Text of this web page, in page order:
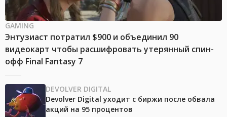
GAMING
Энтузиаст потратил $900 и объединил 90
видеокарт чтобы расшифровать утерянный спин-
офф Final Fantasy 7
DEVOLVER DIGITAL
Devolver Digital уходит с биржи после обвала
акций на 95 процентов